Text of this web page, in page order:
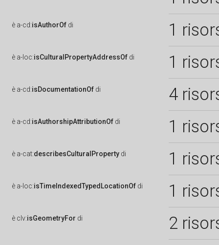
è a-cd:isAuthorOf di 1
è a-loc:isCulturalPropertyAddressOf di 1
è a-cd:isDocumentationOf di 4
è a-cd:isAuthorshipAttributionOf di 1
è a-cat:describesCulturalProperty di 1
è a-loc:isTimeIndexedTypedLocationOf di 1
è clv:isGeometryFor di 2